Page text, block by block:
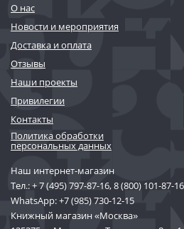
О нас
Новости и мероприятия
Доставка и оплата
Отзывы
Наши проекты
Привилегии
Контакты
Политика обработки
персональных данных
Наш интернет-магазин
Тел.:+ 7 (495) 797-87-16,8 (800) 101-87-16
WhatsApp:+7 (985) 730-12-15
Книжный магазин «Москва»